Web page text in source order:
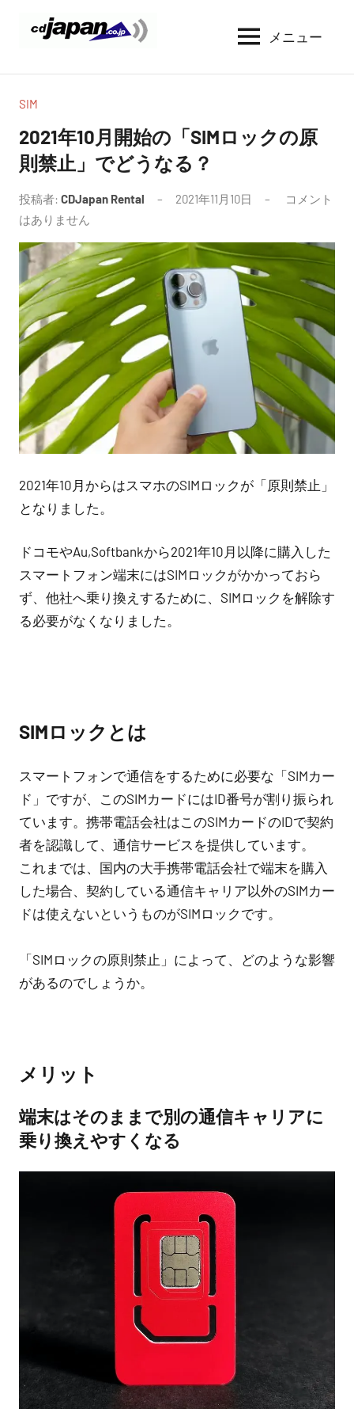
ン
CDJapan
Rental
レ
ン
タ
ル
情
報
考
メニュー
SIM
2021年10月開始の「SIMロックの原
則禁止」でどうなる？
投稿者: CDJapan Rental 2021年11月10日
コメント
はありません
2021年10月からはスマホのSIMロックが「原則禁止」
となりました。
ドコモやAu,Softbankから2021年10月以降に購入した
スマートフォン端末にはSIMロックがかかっておら
ず、他社へ乗り換えするために、SIMロックを解除す
る必要がなくなりました。
SIMロックとは
スマートフォンで通信をするために必要な「SIMカー
ド」ですが、このSIMカードにはID番号が割り振られ
ています。携帯電話会社はこのSIMカードのIDで契約
者を認識して、通信サービスを提供しています。
これまでは、国内の大手携帯電話会社で端末を購入
した場合、契約している通信キャリア以外のSIMカー
ドは使えないというものがSIMロックです。
「SIMロックの原則禁止」によって、どのような影響
があるのでしょうか。
メリット
端末はそのままで別の通信キャリアに
乗り換えやすくなる